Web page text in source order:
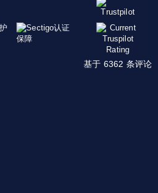
基于 6362 条评论